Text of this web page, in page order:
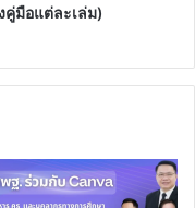
มือแต่ละเล่ม)